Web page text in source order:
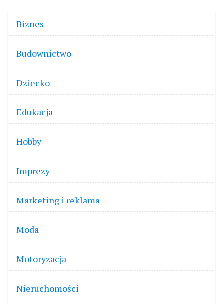
Biznes
Budownictwo
Dziecko
Edukacja
Hobby
Imprezy
Marketing i reklama
Moda
Motoryzacja
Nieruchomości